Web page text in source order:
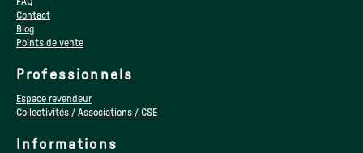
Contact
Blog
Points de vente
Professionnels
Espace revendeur
Collectivités / Associations / CSE
Informations